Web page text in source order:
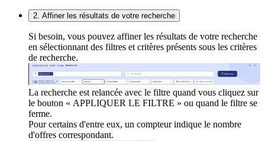
2. Affiner les résultats de votre recherche
Si besoin, vous pouvez affiner les résultats de votre recherche
en sélectionnant des filtres et critères présents sous les critères
de recherche.
La recherche est relancée avec le filtre quand vous cliquez sur
le bouton « APPLIQUER LE FILTRE » ou quand le filtre se
ferme.
Pour certains d'entre eux, un compteur indique le nombre
d'offres correspondant.